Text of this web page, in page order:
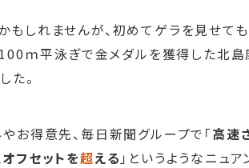
もしれませんが、初めてゲラを見せて
ｍ平泳ぎで金メダルを獲得した北島
た。
お得意先、毎日新聞グループで「高速
フセットを超える 」というようなニュ